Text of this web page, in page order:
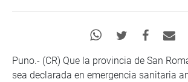
Puno.- (CR) Que la provincia de San
sea declarada en emergencia sanitaria